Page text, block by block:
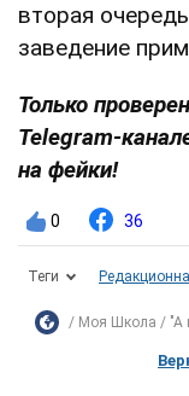
вторая
заведение
Только
Telegram-
на фейки!
0 36
Теги
Моя Школа "А